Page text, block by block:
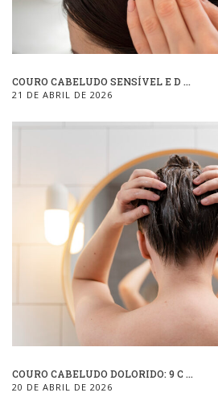
COURO CABELUDO SENSÍVEL E D ...
21 DE ABRIL DE 2026
COURO CABELUDO DOLORIDO: 9 C ...
20 DE ABRIL DE 2026